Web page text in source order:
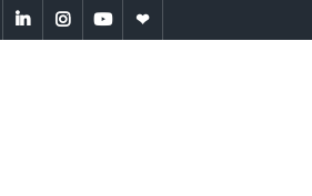
linkedininstagramyoutubeWhatsApp